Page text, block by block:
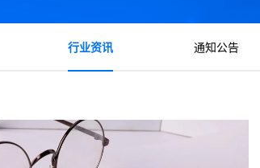
行业资讯 通知公告